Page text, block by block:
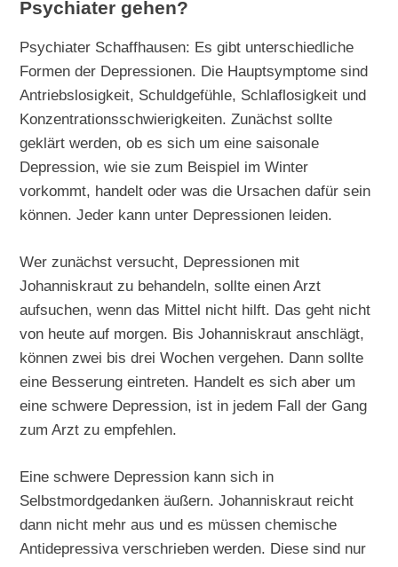
Psychiater gehen?
Psychiater Schaffhausen: Es gibt unterschiedliche
Formen der Depressionen. Die Hauptsymptome sind
Antriebslosigkeit, Schuldgefühle, Schlaflosigkeit und
Konzentrationsschwierigkeiten. Zunächst sollte
geklärt werden, ob es sich um eine saisonale
Depression, wie sie zum Beispiel im Winter
vorkommt, handelt oder was die Ursachen dafür sein
können. Jeder kann unter Depressionen leiden.
Wer zunächst versucht, Depressionen mit
Johanniskraut zu behandeln, sollte einen Arzt
aufsuchen, wenn das Mittel nicht hilft. Das geht nicht
von heute auf morgen. Bis Johanniskraut anschlägt,
können zwei bis drei Wochen vergehen. Dann sollte
eine Besserung eintreten. Handelt es sich aber um
eine schwere Depression, ist in jedem Fall der Gang
zum Arzt zu empfehlen.
Eine schwere Depression kann sich in
Selbstmordgedanken äußern. Johanniskraut reicht
dann nicht mehr aus und es müssen chemische
Antidepressiva verschrieben werden. Diese sind nur